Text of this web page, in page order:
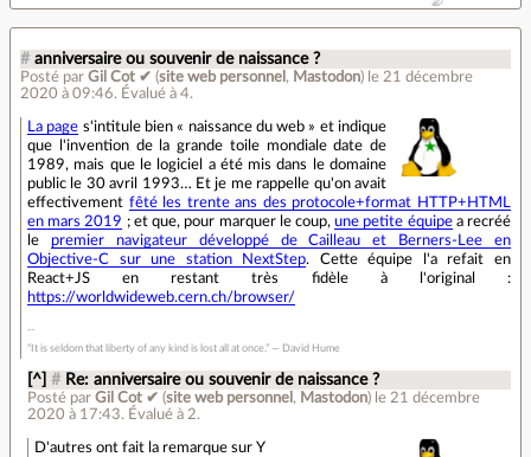
# anniversaire ou souvenir de naissance ?
Posté par Gil Cot ✔ (site web personnel , Mastodon) le 21 décembre
2020 à 09:46. Évalué à 4.
La page s'intitule bien « naissance du web » et indique
que l'invention de la grande toile mondiale date de
1989, mais que le logiciel a été mis dans le domaine
public le 30 avril 1993… Et je me rappelle qu'on avait
effectivement fêté les trente ans des protocole+format HTTP+HTML
en mars 2019 ; et que, pour marquer le coup,une petite équipea recréé
le premier navigateur développé de Cailleau et Berners-Lee en
Objective-C sur une station NextStep. Cette équipe l'a refait en
React+JS en restant très fidèle à l'original :
https://worldwideweb.cern.ch/browser/
“It is seldom that liberty of any kind is lost all at once.” ― David Hume
[^] # Re: anniversaire ou souvenir de naissance ?
Posté parGil Cot ✔ (site web personnel , Mastodon) le 21 décembre
2020 à 17:43. Évalué à 2.
D'autres ont fait la remarque sur Y